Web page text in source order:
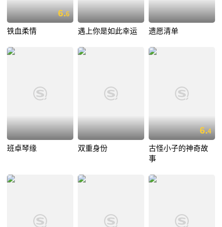
6.6
铁血柔情 遇上你是如此幸运 遗愿清单
班卓琴缘 双重身份
6.4
古怪小子的神奇故
事